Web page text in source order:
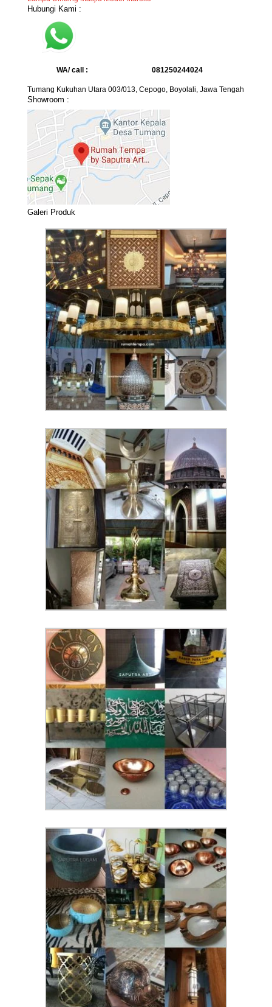
Hubungi Kami :
WA/ call : 081250244024
Tumang Kukuhan Utara 003/013, Cepogo, Boyolali, Jawa Tengah
Showroom :
Galeri Produk